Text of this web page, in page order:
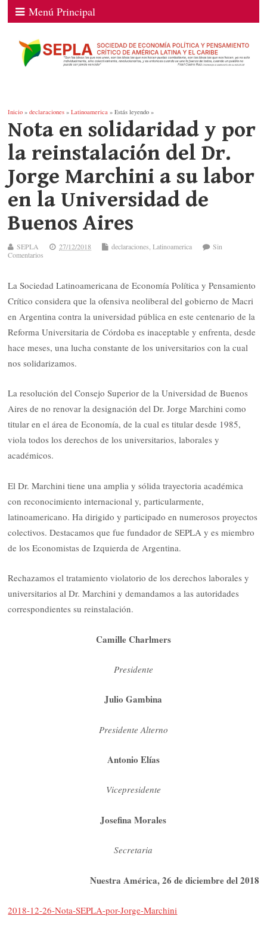
Menú Principal
Inicio »declaraciones »Latinoamerica » Estás leyendo »
Nota en solidaridad y por
la reinstalación del Dr.
Jorge Marchini a su labor
en la Universidad de
Buenos Aires
SEPLA 27/12/2018 declaraciones,Latinoamerica
Sin
Comentarios
La Sociedad Latinoamericana de Economía Política y Pensamiento
Crítico considera que la ofensiva neoliberal del gobierno de Macri
en Argentina contra la universidad pública en este centenario de la
Reforma Universitaria de Córdoba es inaceptable y enfrenta, desde
hace meses, una lucha constante de los universitarios con la cual
nos solidarizamos.
La resolución del Consejo Superior de la Universidad de Buenos
Aires de no renovar la designación del Dr. Jorge Marchini como
titular en el área de Economía, de la cual es titular desde 1985,
viola todos los derechos de los universitarios, laborales y
académicos.
El Dr. Marchini tiene una amplia y sólida trayectoria académica
con reconocimiento internacional y, particularmente,
latinoamericano. Ha dirigido y participado en numerosos proyectos
colectivos. Destacamos que fue fundador de SEPLA y es miembro
de los Economistas de Izquierda de Argentina.
Rechazamos el tratamiento violatorio de los derechos laborales y
universitarios al Dr. Marchini y demandamos a las autoridades
correspondientes su reinstalación.
Camille Charlmers
Presidente
Julio Gambina
Presidente Alterno
Antonio Elías
Vicepresidente
Josefina Morales
Secretaria
Nuestra América,26 dediciembredel 2018
2018-12-26-Nota-SEPLA-por-Jorge-Marchini